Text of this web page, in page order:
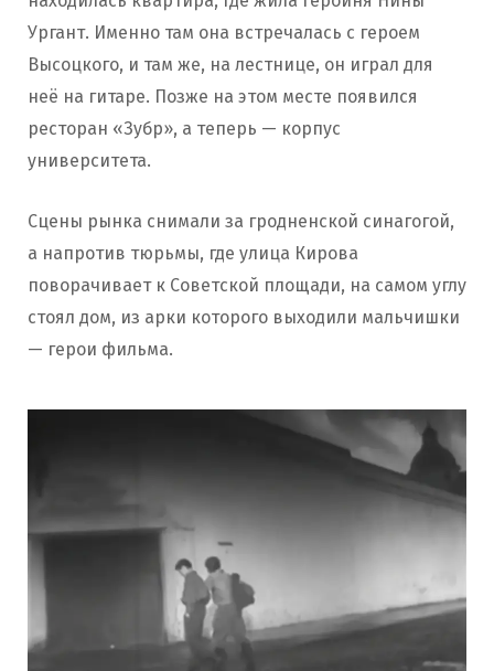
Ургант. Именно там она встречалась с героем
Высоцкого, и там же, на лестнице, он играл для
неё на гитаре. Позже на этом месте появился
ресторан «Зубр», а теперь — корпус
университета.
Сцены рынка снимали за гродненской синагогой,
а напротив тюрьмы, где улица Кирова
поворачивает к Советской площади, на самом углу
стоял дом, из арки которого выходили мальчишки
— герои фильма.